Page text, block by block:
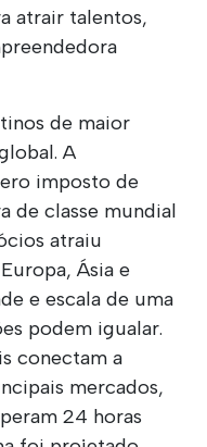
atrair talentos,
de maior
A
imposto de
de classe mundial
atraiu
Ásia e
e escala de uma
podem igualar.
conectam a
mercados,
24 horas